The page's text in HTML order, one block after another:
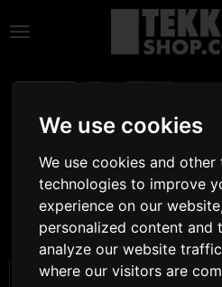
We use cookies
We use cookies and other
technologies to improve
experience on our
personalized content and
analyze our website
where our visitors are
Hauptinhalt